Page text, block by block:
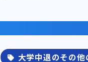
大学中退のその他